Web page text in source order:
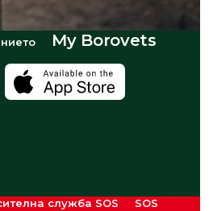
My Borovets
служба SOS SOS